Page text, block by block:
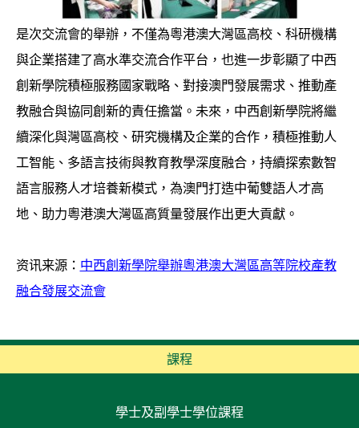
是次交流會的舉辦，不僅為粵港澳大灣區高校、科研機構
與企業搭建了高水準交流合作平台，也進一步彰顯了中西
創新學院積極服務國家戰略、對接澳門發展需求、推動產
教融合與協同創新的責任擔當。未來，中西創新學院將繼
續深化與灣區高校、研究機構及企業的合作，積極推動人
工智能、多語言技術與教育教學深度融合，持續探索數智
語言服務人才培養新模式，為澳門打造中葡雙語人才高
地、助力粵港澳大灣區高質量發展作出更大貢獻。
资讯来源： ​中西創新學院舉辦粵港澳大灣區高等院校產教
融合發展交流會
課程
學士及副學士學位課程